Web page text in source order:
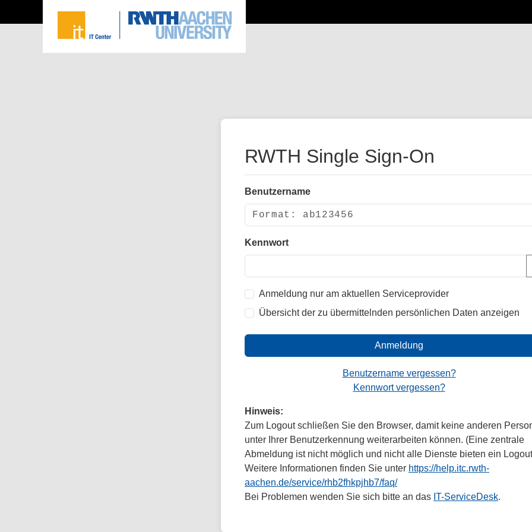
RWTH Single Sign-On
Benutzername
Kennwort
Anmeldung nur am aktuellen Serviceprovider
Übersicht der zu übermittelnden persönlichen Daten anzeigen
Anmeldung
Benutzername vergessen?
Kennwort vergessen?
Hinweis:
Zum Logout schließen Sie den Browser, damit keine anderen
unter Ihrer Benutzerkennung weiterarbeiten können. (Eine zentrale
Abmeldung ist nicht möglich und nicht alle Dienste bieten ein
Weitere Informationen finden Sie unter https://help.itc.rwth-
aachen.de/service/rhb2fhkpjhb7/faq/
Bei Problemen wenden Sie sich bitte an das IT-ServiceDesk.